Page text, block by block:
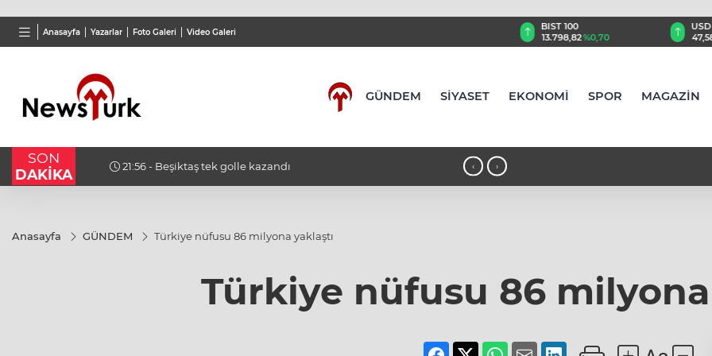
Anasayfa Yazarlar Foto Galeri Video Galeri
BGN
28,0626%0,37
VND
0,0018%0,14 %0,70 %0,06
GÜNDEM SİYASET EKONOMİ SPOR MAGAZİN
SON
DAKİKA
21:56 - Beşiktaş tek golle kazandı ‹ ›
Anasayfa GÜNDEM Türkiye nüfusu 86 milyona yaklaştı
Türkiye nüfusu 86 milyona